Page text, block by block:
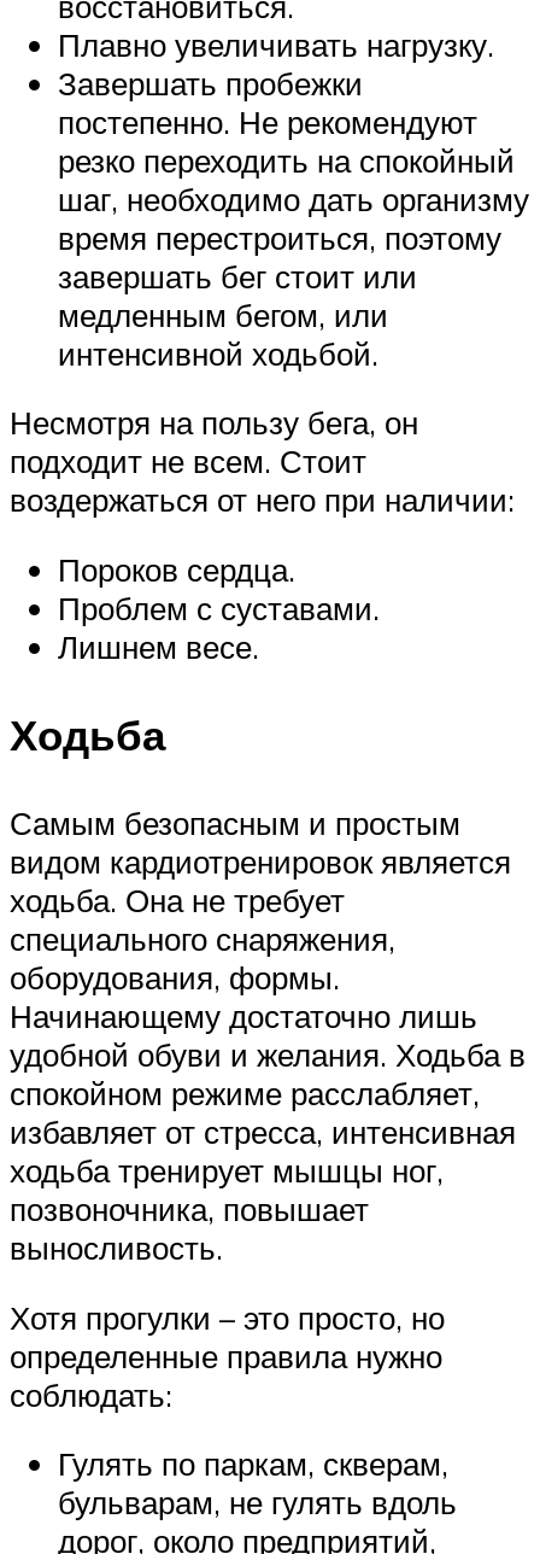
Плавно увеличивать нагрузку.
Завершать пробежки
постепенно. Не рекомендуют
резко переходить на спокойный
шаг, необходимо дать организму
время перестроиться, поэтому
завершать бег стоит или
медленным бегом, или
интенсивной ходьбой.
Несмотря на пользу бега, он
подходит не всем. Стоит
воздержаться от него при наличии:
Пороков сердца.
Проблем с суставами.
Лишнем весе.
Ходьба
Самым безопасным и простым
видом кардиотренировок является
ходьба. Она не требует
специального снаряжения,
оборудования, формы.
Начинающему достаточно лишь
удобной обуви и желания. Ходьба в
спокойном режиме расслабляет,
избавляет от стресса, интенсивная
ходьба тренирует мышцы ног,
позвоночника, повышает
выносливость.
Хотя прогулки – это просто, но
определенные правила нужно
соблюдать:
Гулять по паркам, скверам,
бульварам, не гулять вдоль
дорог, около предприятий,